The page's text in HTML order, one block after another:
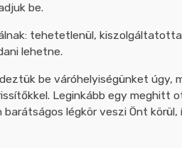
be.
tehetetlenül,
lehetne.
be váróhelyiségünket úgy,
Leginkább egy meghitt
légkör veszi Önt körül,